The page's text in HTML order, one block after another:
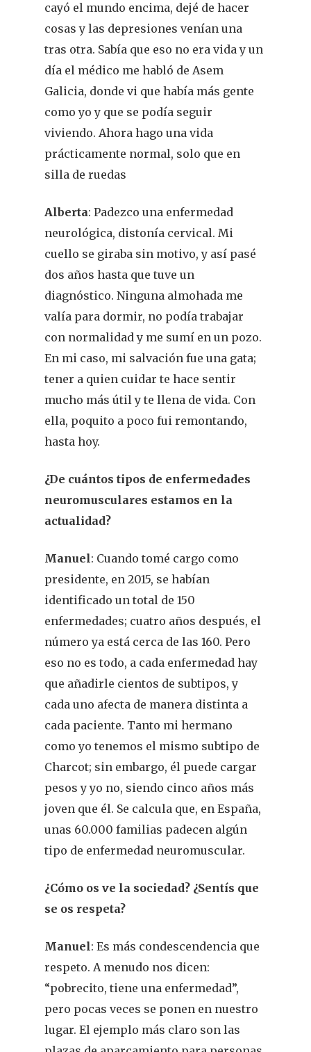
cayó el mundo encima, dejé de hacer
cosas y las depresiones venían una
tras otra. Sabía que eso no era vida y un
día el médico me habló de Asem
Galicia, donde vi que había más gente
como yo y que se podía seguir
viviendo. Ahora hago una vida
prácticamente normal, solo que en
silla de ruedas
Alberta: Padezco una enfermedad
neurológica, distonía cervical. Mi
cuello se giraba sin motivo, y así pasé
dos años hasta que tuve un
diagnóstico. Ninguna almohada me
valía para dormir, no podía trabajar
con normalidad y me sumí en un pozo.
En mi caso, mi salvación fue una gata;
tener a quien cuidar te hace sentir
mucho más útil y te llena de vida. Con
ella, poquito a poco fui remontando,
hasta hoy.
¿De cuántos tipos de enfermedades
neuromusculares estamos en la
actualidad?
Manuel: Cuando tomé cargo como
presidente, en 2015, se habían
identificado un total de 150
enfermedades; cuatro años después, el
número ya está cerca de las 160. Pero
eso no es todo, a cada enfermedad hay
que añadirle cientos de subtipos, y
cada uno afecta de manera distinta a
cada paciente. Tanto mi hermano
como yo tenemos el mismo subtipo de
Charcot; sin embargo, él puede cargar
pesos y yo no, siendo cinco años más
joven que él. Se calcula que, en España,
unas 60.000 familias padecen algún
tipo de enfermedad neuromuscular.
¿Cómo os ve la sociedad? ¿Sentís que
se os respeta?
Manuel: Es más condescendencia que
respeto. A menudo nos dicen:
“pobrecito, tiene una enfermedad”,
pero pocas veces se ponen en nuestro
lugar. El ejemplo más claro son las